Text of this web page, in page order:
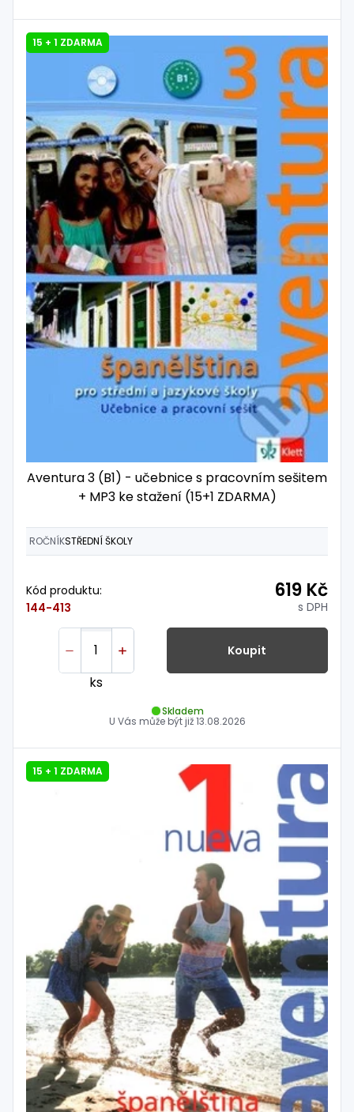
15 + 1 ZDARMA
Aventura 3 (B1) - učebnice s pracovním sešitem
+ MP3 ke stažení (15+1 ZDARMA)
ROČNÍKSTŘEDNÍ ŠKOLY
Kód produktu:
144-413
619 Kč
s DPH
ks
Koupit
Skladem
U Vás může být již13.08.2026
15 + 1 ZDARMA